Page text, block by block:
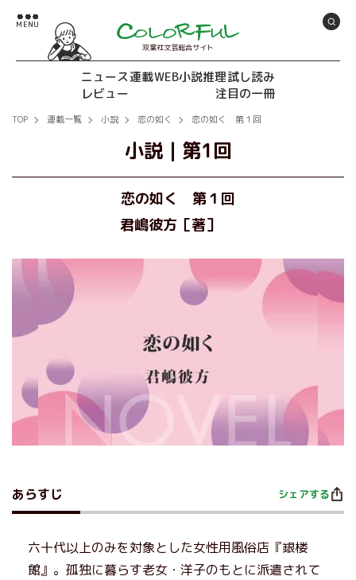
双葉社文芸総合サイト
ニュース連載WEB小説推理試し読み
レビュー
注目の一冊
TOP 連載一覧 小説 恋の如く 恋の如く 第１回
小説｜ 第1回
恋の如く 第１回
君嶋彼方［著］
あらすじ シェアする
六十代以上のみを対象とした女性用風俗店『銀楼
館』。孤独に暮らす老女・洋子のもとに派遣されて